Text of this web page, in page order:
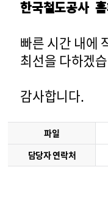
한국철도공사
빠른 시간 내에
최선을 다하겠
감사합니다.
파일
담당자 연락처